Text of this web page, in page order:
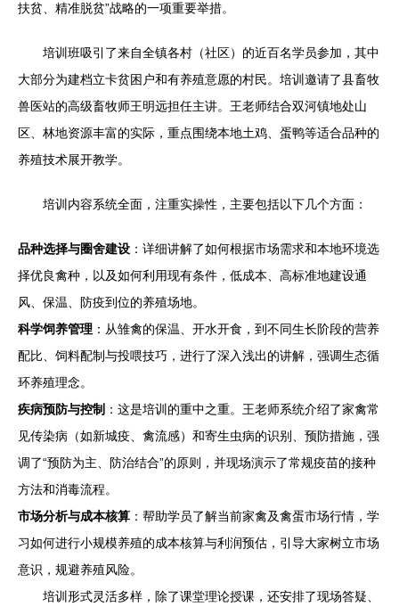
扶贫、精准脱贫”战略的一项重要举措。
培训班吸引了来自全镇各村（社区）的近百名学员参加，其中
大部分为建档立卡贫困户和有养殖意愿的村民。培训邀请了县畜牧
兽医站的高级畜牧师王明远担任主讲。王老师结合双河镇地处山
区、林地资源丰富的实际，重点围绕本地土鸡、蛋鸭等适合品种的
养殖技术展开教学。
培训内容系统全面，注重实操性，主要包括以下几个方面：
品种选择与圈舍建设 ：详细讲解了如何根据市场需求和本地环境选
择优良禽种，以及如何利用现有条件，低成本、高标准地建设通
风、保温、防疫到位的养殖场地。
科学饲养管理 ：从雏禽的保温、开水开食，到不同生长阶段的营养
配比、饲料配制与投喂技巧，进行了深入浅出的讲解，强调生态循
环养殖理念。
疾病预防与控制 ：这是培训的重中之重。王老师系统介绍了家禽常
见传染病（如新城疫、禽流感）和寄生虫病的识别、预防措施，强
调了“预防为主、防治结合”的原则，并现场演示了常规疫苗的接种
方法和消毒流程。
市场分析与成本核算 ：帮助学员了解当前家禽及禽蛋市场行情，学
习如何进行小规模养殖的成本核算与利润预估，引导大家树立市场
意识，规避养殖风险。
培训形式灵活多样，除了课堂理论授课，还安排了现场答疑、